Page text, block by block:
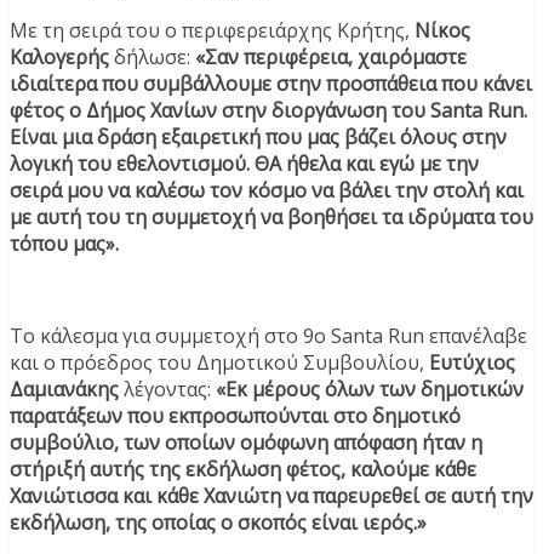
Με τη σειρά του ο περιφερειάρχης Κρήτης, Νίκος
Καλογερήςδήλωσε: «Σαν περιφέρεια, χαιρόμαστε
ιδιαίτερα που συμβάλλουμε στην προσπάθεια που κάνει
φέτος ο Δήμος Χανίων στην διοργάνωση του Santa Run.
Είναι μια δράση εξαιρετική που μας βάζει όλους στην
λογική του εθελοντισμού. ΘΑ ήθελα και εγώ με την
σειρά μου να καλέσω τον κόσμο να βάλει την στολή και
με αυτή του τη συμμετοχή να βοηθήσει τα ιδρύματα του
τόπου μας».
Το κάλεσμα για συμμετοχή στο 9ο Santa Run επανέλαβε
και ο πρόεδρος του Δημοτικού Συμβουλίου, Ευτύχιος
Δαμιανάκηςλέγοντας: «Εκ μέρους όλων των δημοτικών
παρατάξεων που εκπροσωπούνται στο δημοτικό
συμβούλιο, των οποίων ομόφωνη απόφαση ήταν η
στήριξή αυτής της εκδήλωση φέτος, καλούμε κάθε
Χανιώτισσα και κάθε Χανιώτη να παρευρεθεί σε αυτή την
εκδήλωση, της οποίας ο σκοπός είναι ιερός.»